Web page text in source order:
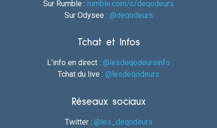
Sur Rumble : rumble.com/c/deqodeurs
Sur Odysee : @deqodeurs
Tchat et Infos
L’info en direct : @lesdeqodeursinfo
Tchat du live : @lesdeqodeurs
Réseaux sociaux
Twitter : @les_deqodeurs